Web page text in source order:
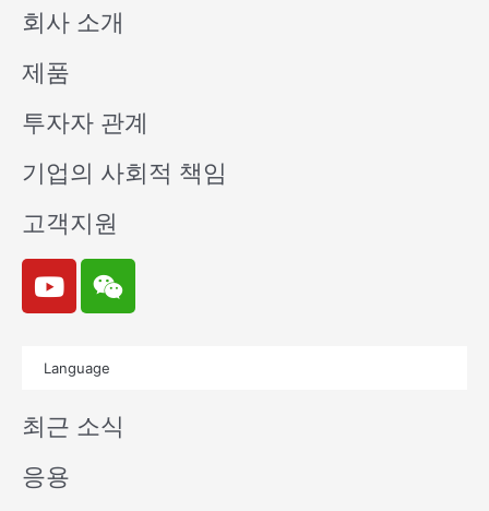
회사 소개
제품
투자자 관계
기업의 사회적 책임
고객지원
Y
o
u
e
W
e
i
n
Language
최근 소식
응용